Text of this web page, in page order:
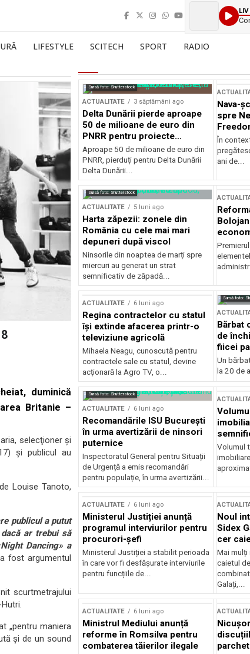
LIFESTYLE SCITECH SPORT RADIO
duminică
Britanie –
selecţioner şi
și publicul au
Louise Tanoto,
publicul a putut
ar trebui să
Dancing» a
a fost argumentul
scurtmetrajului
„pentru maniera
și de un sound
Sursă foto: Shutterstock
ACTUALITATE 3 săptămâni ago
Delta Dunării pierde aproape
50 de milioane de euro din
PNRR pentru proiecte
esențiale
Aproape 50 de milioane de euro din
PNRR, pierduți pentru Delta Dunării
Delta Dunării...
Nava-
spre
În
ani de...
Sursă foto: Shutterstock
ACTUALITATE 5 luni ago
Harta zăpezii: zonele din
România cu cele mai mari
depuneri după viscol
Ninsorile din noaptea de marți spre
miercuri au generat un strat
semnificativ de zăpadă...
ACTUALITATE 6 luni ago
Regina contractelor cu statul
își extinde afacerea printr-o
televiziune agricolă
Mihaela Neagu, cunoscută pentru
contractele sale cu statul, devine
acționară la Agro TV, o...
Sursă foto:
Bărbat
de
fiicei
Un
la 20 de
Sursă foto: Shutterstock
ACTUALITATE 6 luni ago
Recomandările ISU București
în urma avertizării de ninsori
puternice
Inspectoratul General pentru Situații
de Urgență a emis recomandări
pentru populație, în urma avertizării...
Volumul
ACTUALITATE 6 luni ago
Ministerul Justiției anunță
programul interviurilor pentru
procurori-șefi
Ministerul Justiției a stabilit perioada
în care vor fi desfășurate interviurile
pentru funcțiile de...
Noul
Sidex
cer
Mai
caietul
Galați,...
ACTUALITATE 6 luni ago
Ministrul Mediului anunță
reforme în Romsilva pentru
combaterea tăierilor ilegale